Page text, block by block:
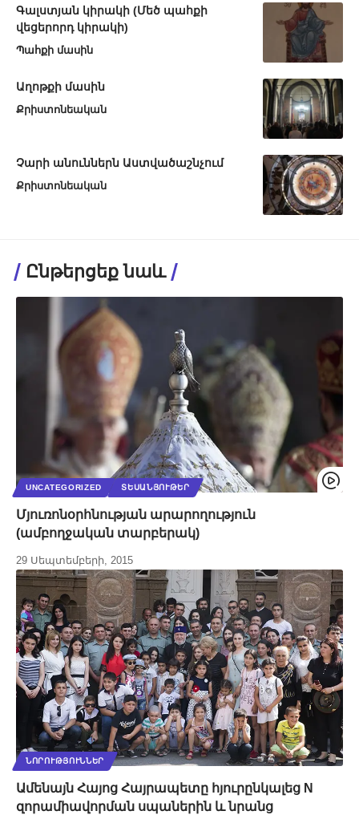
Գալստյան կիրակի (Մեծ պահքի
վեցերորդ կիրակի)
Պահքի մասին
Աղոթքի մասին
Քրիստոնեական
Չարի անուններն Աստվածաշնչում
Քրիստոնեական
Ընթերցեք նաև
UNCATEGORIZED ՏԵՍԱՆՅՈՒԹԵՐ
Մյուռոնօրհնության արարողություն
(ամբողջական տարբերակ)
29 Սեպտեմբերի, 2015
ՆՈՐՈՒԹՅՈՒՆՆԵՐ
Ամենայն Հայոց Հայրապետը հյուրընկալեց N
զորամիավորման սպաներին և նրանց